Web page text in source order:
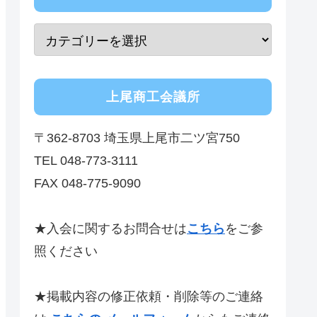
上尾商工会議所
〒362-8703 埼玉県上尾市二ツ宮750
TEL 048-773-3111
FAX 048-775-9090
★入会に関するお問合せはこちら をご参
照ください
★掲載内容の修正依頼・削除等のご連絡